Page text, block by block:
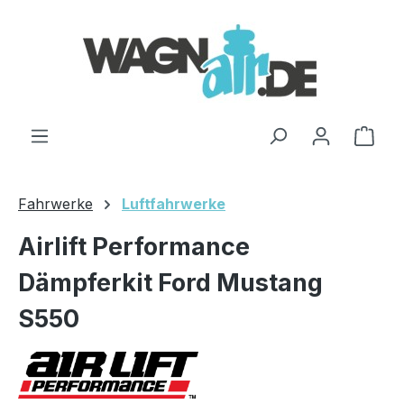
Fahrwerke Luftfahrwerke
Airlift Performance
Dämpferkit Ford Mustang
S550